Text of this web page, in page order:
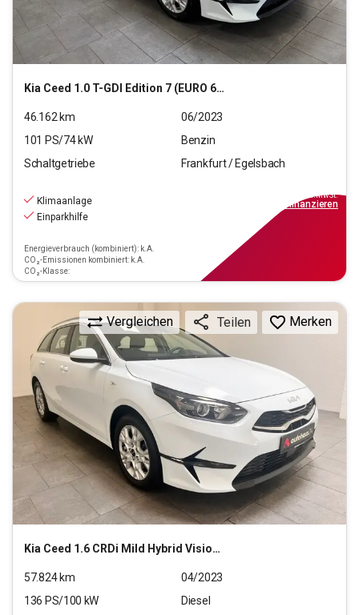
Kia Ceed 1.0 T-GDI Edition 7 (EURO 6d)
46.162 km
06/2023
101 PS/74kW
Benzin
Schaltgetriebe
Frankfurt / Egelsbach
Klimaanlage
Einparkhilfe
Energieverbrauch (kombiniert): k.A.
CO₂-Emissionen kombiniert: k.A.
CO₂-Klasse:
inkl.MwSt.
finanzieren
Kia Ceed 1.6 CRDi Mild Hybrid Vision (EURO 6d)
Vergleichen Teilen Merken
57.824km
04/2023
136 PS/100 kW
Diesel